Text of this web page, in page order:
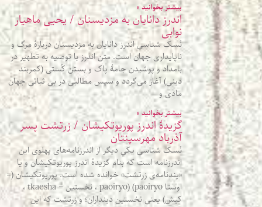
بیشتر بخوانید »
اندرز دانایان به مزدیسنان / یحیی ماهیار
نوابی
نَسک شناسی اندرز دانایان به مزدیسنان دربارهٔ مرگ و
ناپایداری جهان است. متن اندرز با توصیه به تطهیر در
بامداد و پوشیدن جامهٔ پاک و بستن کُستی (کمربند
دینی) آغاز می‌گردد و سپس مطالبی در بی‌ ثباتی جهان
مادی و
بیشتر بخوانید »
گزيدۀ اندرز پوريوتکيشان / زرتشت پسر
آذرباد مهرسپنتان
نَسک شناسی يکي ديگر از اندرزنامه‌های پهلوی اين
اندرزنامه است که بنام گزيدۀ اندرز پوريوتکيشان و يا
«پندنامه‌ی زرتشت» خوانده شده است. پوريوتکيشان (=
اوستا paoiryo) (paoiryo ، نخستين – tkaesha ،
کيش) يعنی نخستين دينداران؛ و زرتشت که اين